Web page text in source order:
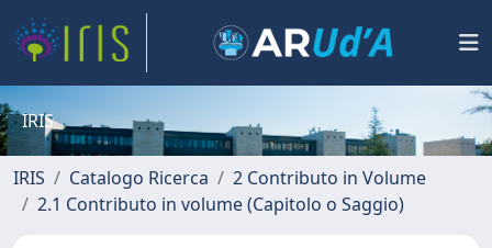
IRIS
IRIS Catalogo Ricerca
2 Contributo in Volume
2.1 Contributo in volume (Capitolo o Saggio)